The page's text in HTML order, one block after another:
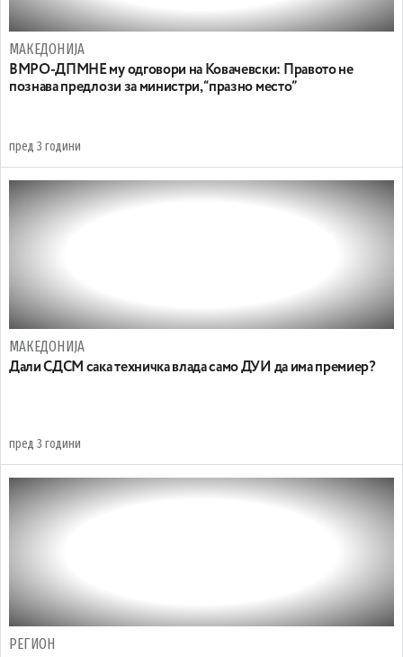
МАКЕДОНИЈА
ВМРО-ДПМНЕ му одговори на Ковачевски: Правото не
познава предлози за министри, “празно место”
пред 3 години
МАКЕДОНИЈА
Дали СДСМ сака техничка влада само ДУИ да има премиер?
пред 3 години
РЕГИОН